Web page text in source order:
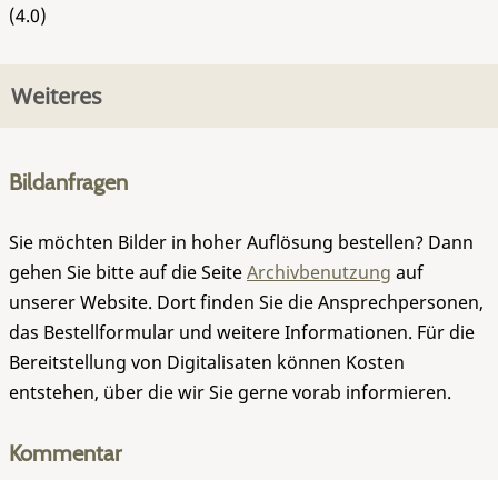
(4.0)
Weiteres
Bildanfragen
Sie möchten Bilder in hoher Auflösung bestellen? Dann
gehen Sie bitte auf die SeiteArchivbenutzung auf
unserer Website. Dort finden Sie die Ansprechpersonen,
das Bestellformular und weitere Informationen. Für die
Bereitstellung von Digitalisaten können Kosten
entstehen, über die wir Sie gerne vorab informieren.
Kommentar